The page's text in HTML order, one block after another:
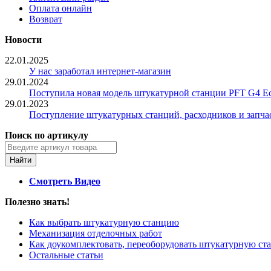
Оплата онлайн
Возврат
Новости
22.01.2025
У нас заработал интернет-магазин
29.01.2024
Поступила новая модель штукатурной станции PFT G4
29.01.2023
Поступление штукатурных станций, расходников и
Поиск по артикулу
Смотреть Видео
Полезно знать!
Как выбрать штукатурную станцию
Механизация отделочных работ
Как доукомплектовать, переоборудовать штукатурную
Остальные статьи